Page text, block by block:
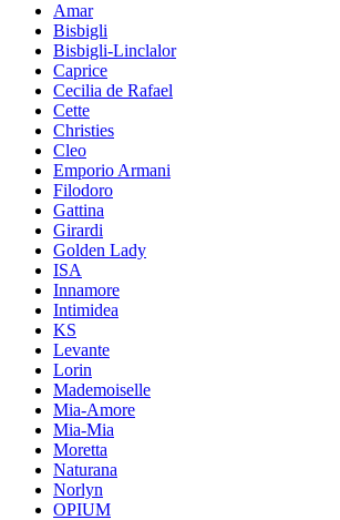
Amar
Bisbigli
Bisbigli-Linclalor
Caprice
Cecilia de Rafael
Cette
Christies
Cleo
Emporio Armani
Filodoro
Gattina
Girardi
Golden Lady
ISA
Innamore
Intimidea
KS
Levante
Lorin
Mademoiselle
Mia-Amore
Mia-Mia
Moretta
Naturana
Norlyn
OPIUM